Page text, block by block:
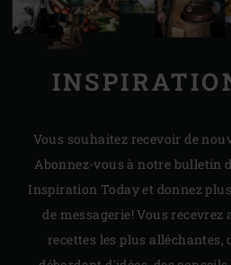
Vous souhaitez recevoir de
Abonnez-vous à notre bulletin
Inspiration Today et donnez
de messagerie! Vous
recettes les plus alléchantes,